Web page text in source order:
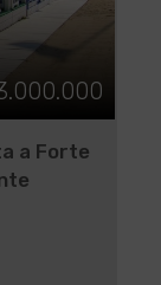
a Forte